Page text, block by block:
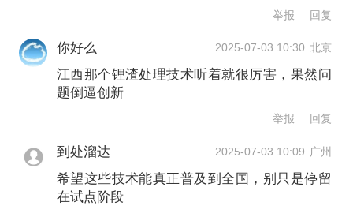
艺瓶颈，建立磷石膏路用性能数据库，
在交通运输行业首次资源化利用磷石膏
30万吨；电解锰渣利用方面，突破锰、
氨氮长效固化技术，建成电解锰渣无害
化处理中试生产线，铺筑了国内首例电
解锰渣路面基层资源化利用的实体工
程。
举报 回复
你好么 2025-07-03 10:30 北京
江西那个锂渣处理技术听着就很厉害，果然问
题倒逼创新
举报 回复
到处溜达 2025-07-03 10:09 广州
希望这些技术能真正普及到全国，别只是停留
在试点阶段